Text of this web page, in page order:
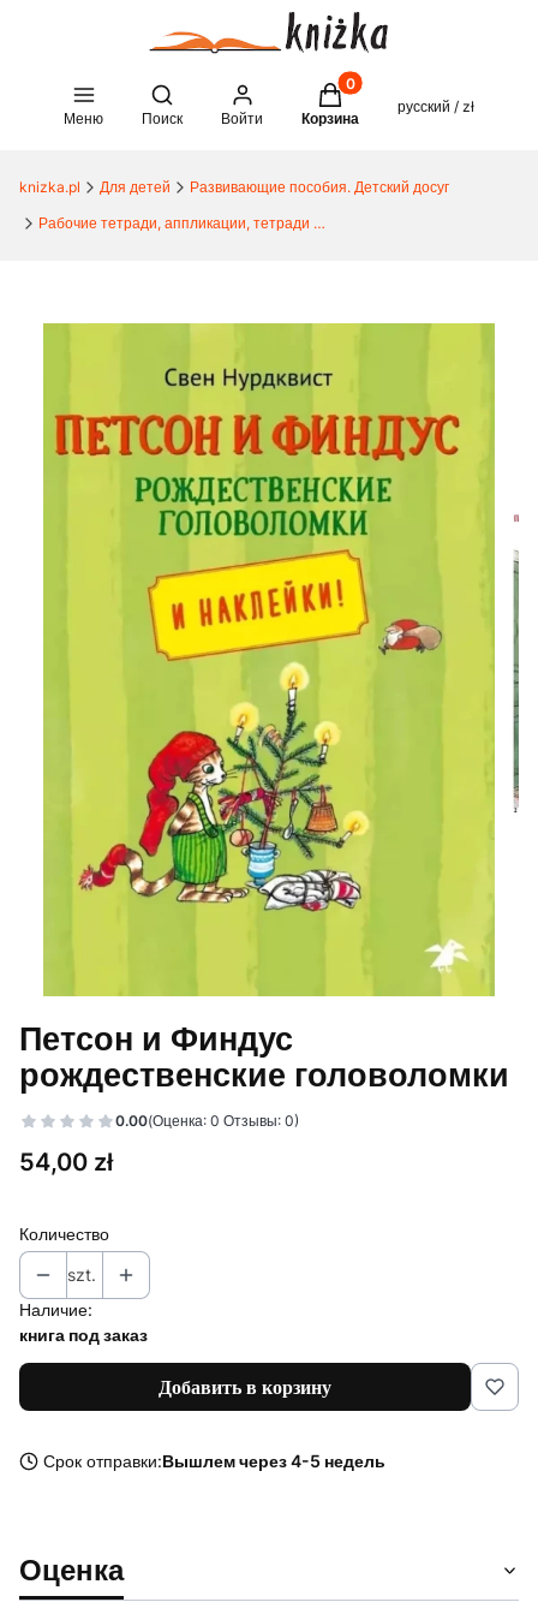
Меню
Open search engine
Поиск Войти
Товары в корзине: 0.
Корзина
русский / zł
knizka.pl Для детей
Развивающие пособия. Детский досуг
Рабочие тетради, аппликации, тетради Kumon, задания для детей
Петсон и Финдус
рождественские головоломки
0.00(Оценка: 0 Отзывы: 0)
Цена
54,00 zł
Количество
szt.
Наличие:
книга под заказ
Добавить в корзину
Срок отправки:Вышлем через 4-5 недель
Оценка